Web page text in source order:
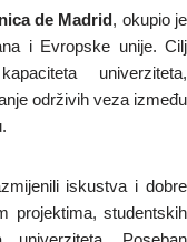
de Madrid, okupio je
i Evropske unije. Cilj
univerziteta,
održivih veza između
iskustva i dobre
projektima, studentskih